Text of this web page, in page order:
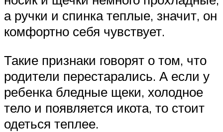
а ручки и спинка теплые, значит, он
комфортно себя чувствует.
Такие признаки говорят о том, что
родители перестарались. А если у
ребенка бледные щеки, холодное
тело и появляется икота, то стоит
одеться теплее.